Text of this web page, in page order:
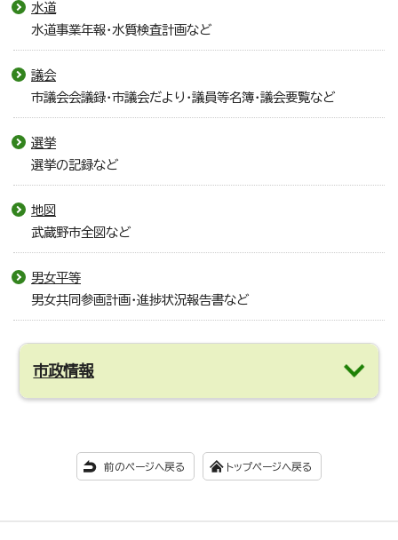
水道
水道事業年報・水質検査計画など
議会
市議会会議録・市議会だより・議員等名簿・議会要覧など
選挙
選挙の記録など
地図
武蔵野市全図など
男女平等
男女共同参画計画・進捗状況報告書など
市政情報
前のページへ戻る トップページへ戻る